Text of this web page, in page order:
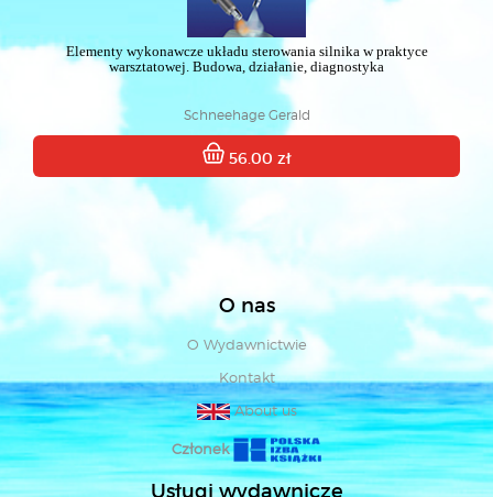
Elementy wykonawcze układu sterowania silnika w praktyce
warsztatowej. Budowa, działanie, diagnostyka
Schneehage Gerald
56.00 zł
O nas
O Wydawnictwie
Kontakt
About us
Członek
Usługi wydawnicze